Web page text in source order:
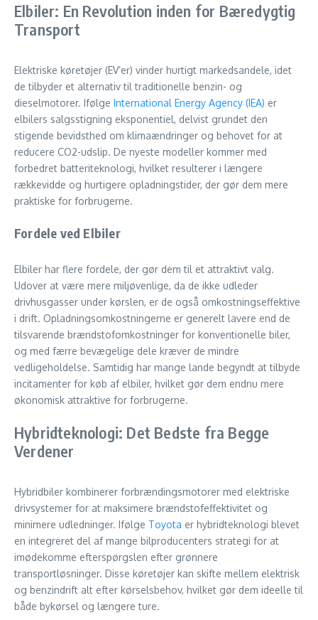
Elbiler: En Revolution inden for Bæredygtig
Transport
Elektriske køretøjer (EV’er) vinder hurtigt markedsandele, idet
de tilbyder et alternativ til traditionelle benzin- og
dieselmotorer. Ifølge International Energy Agency (IEA) er
elbilers salgsstigning eksponentiel, delvist grundet den
stigende bevidsthed om klimaændringer og behovet for at
reducere CO2-udslip. De nyeste modeller kommer med
forbedret batteriteknologi, hvilket resulterer i længere
rækkevidde og hurtigere opladningstider, der gør dem mere
praktiske for forbrugerne.
Fordele ved Elbiler
Elbiler har flere fordele, der gør dem til et attraktivt valg.
Udover at være mere miljøvenlige, da de ikke udleder
drivhusgasser under kørslen, er de også omkostningseffektive
i drift. Opladningsomkostningerne er generelt lavere end de
tilsvarende brændstofomkostninger for konventionelle biler,
og med færre bevægelige dele kræver de mindre
vedligeholdelse. Samtidig har mange lande begyndt at tilbyde
incitamenter for køb af elbiler, hvilket gør dem endnu mere
økonomisk attraktive for forbrugerne.
Hybridteknologi: Det Bedste fra Begge
Verdener
Hybridbiler kombinerer forbrændingsmotorer med elektriske
drivsystemer for at maksimere brændstofeffektivitet og
minimere udledninger. Ifølge Toyota er hybridteknologi blevet
en integreret del af mange bilproducenters strategi for at
imødekomme efterspørgslen efter grønnere
transportløsninger. Disse køretøjer kan skifte mellem elektrisk
og benzindrift alt efter kørselsbehov, hvilket gør dem ideelle til
både bykørsel og længere ture.